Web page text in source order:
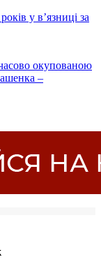
у в’язниці за
окупованою
–